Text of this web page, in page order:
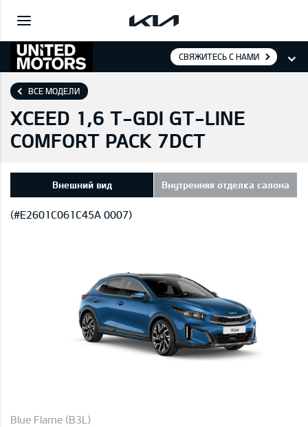
СВЯЖИТЕСЬ С НАМИ
ВСЕ МОДЕЛИ
XCEED 1,6 T-GDI GT-LINE
COMFORT PACK 7DCT
Внешний вид Внутренняя отделка салона
(#E2601C061C45A 0007)
Blue Flame (B3L)